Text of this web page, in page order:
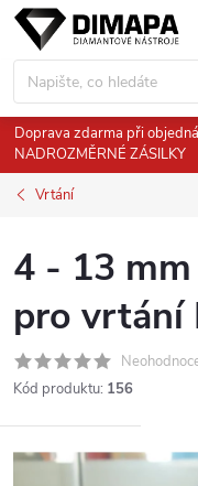
Přejít
obsah
Doprava zdarma při
NADROZMĚRNÉ ZÁSILKY
Vrtání
4 - 13
pro vrtání
Kód produktu: 156